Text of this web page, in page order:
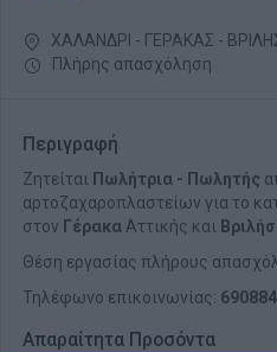
ΧΑΛΑΝΔΡΙ - ΓΕΡΑΚΑΣ -
Πλήρης απασχόληση
Περιγραφή
Ζητείται Πωλήτρια - Πωλητής
αρτοζαχαροπλαστείων για το
στον Γέρακα Αττικής και
Θέση εργασίας πλήρους
Τηλέφωνο επικοινωνίας:
Απαραίτητα Προσόντα